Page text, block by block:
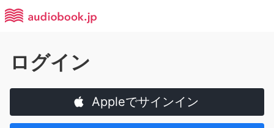
ログイン
Appleでサインイン